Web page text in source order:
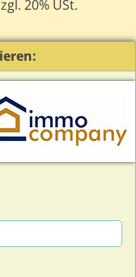
20% USt.